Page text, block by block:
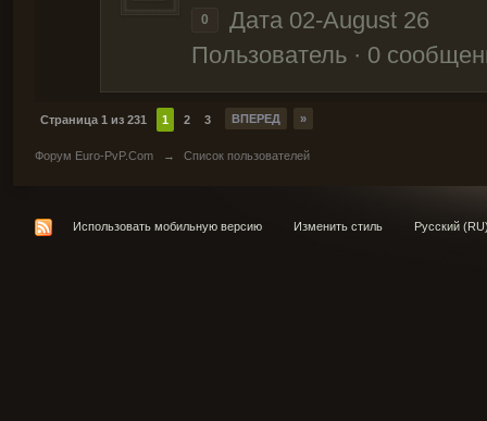
0
Дата 02-August 26
Пользователь · 0
Страница 1 из 231 1 2 3 ВПЕРЕД »
Форум Euro-PvP.Com → Список пользователей
Использовать мобильную версию Изменить стиль Русский